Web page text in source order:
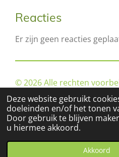
Deze website gebruikt
doeleinden en/of het tonen
Door gebruik te blijven
u hiermee akkoord.
Akkoord
Reacties
Er zijn geen reacties
© 2026 Alle rechten
Kindbegeleiding